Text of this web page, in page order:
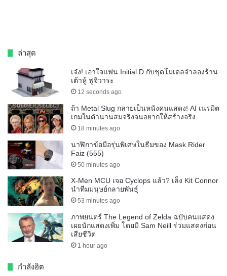
ล่าสุด
เจ๋ง! เอาใจแฟน Initial D กับชุดโมเดลจำลองร้าน
เต้าหู้ ฟูจิวาระ
12 seconds ago
ถ้า Metal Slug กลายเป็นหนังคนแสดง! AI เนรมิต
เกมในตำนานสมจริงจนอยากให้สร้างจริง
18 minutes ago
นาฬิกาข้อมือรุ่นพิเศษในธีมของ Mask Rider
Faiz (555)
50 minutes ago
X-Men MCU เจอ Cyclops แล้ว? เล็ง Kit Connor
นำทีมมนุษย์กลายพันธุ์
53 minutes ago
ภาพยนตร์ The Legend of Zelda ฉบับคนแสดง
เผยนักแสดงเพิ่ม โดยมี Sam Neill ร่วมแสดงก่อน
เสียชีวิต
1 hour ago
กำลังฮิต